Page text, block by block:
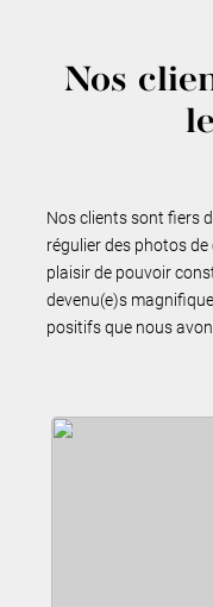
Nos
Nos clients sont fiers
régulier des photos de
plaisir de pouvoir
devenu(e)s
positifs que nous